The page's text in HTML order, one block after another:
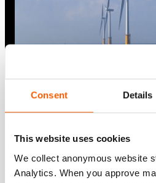
Consent Details
This website uses cookies
We collect anonymous website
Analytics. When you approve
soluções confiáveis ​​para
fixação seguras e controladas.
de mangueiras operado
A solução Holmatro ROHD evita a